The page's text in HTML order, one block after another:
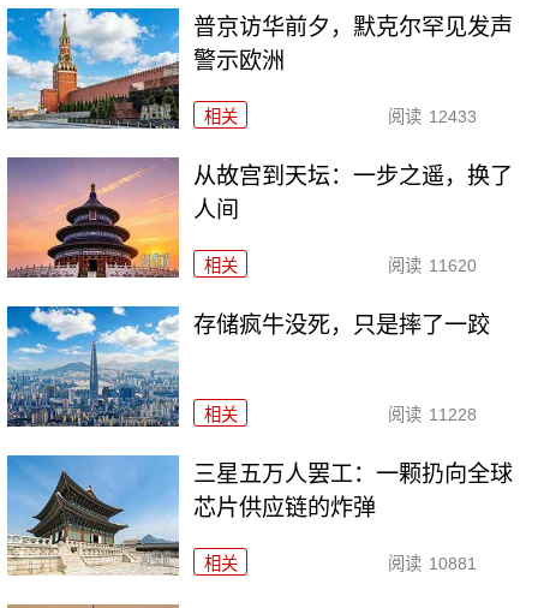
普京访华前夕，默克尔罕见发声
警示欧洲
相关 阅读 12433
从故宫到天坛：一步之遥，换了
人间
相关 阅读 11620
存储疯牛没死，只是摔了一跤
相关 阅读 11228
三星五万人罢工：一颗扔向全球
芯片供应链的炸弹
相关 阅读 10881